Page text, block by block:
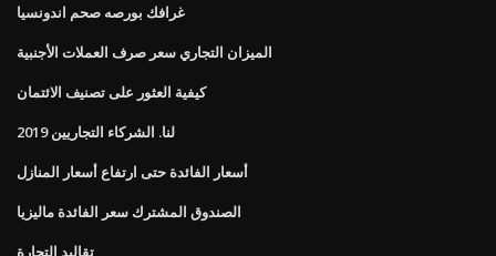
غرافك بورصه صحم اندونسيا
الميزان التجاري سعر صرف العملات الأجنبية
كيفية العثور على تصنيف الائتمان
لنا. الشركاء التجاريين 2019
أسعار الفائدة حتى ارتفاع أسعار المنازل
الصندوق المشترك سعر الفائدة ماليزيا
تقاليد التجارة